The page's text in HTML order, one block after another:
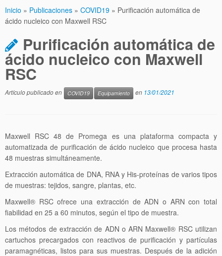
CONÓCENOS
PUBLICACIONES
CONTACTO
Inicio » Publicaciones » COVID19 » Purificación automática de
ácido nucleico con Maxwell RSC
Purificación automática de
ácido nucleico con Maxwell
RSC
Artículo publicado en COVID19 Equipamiento en 13/01/2021
Maxwell RSC 48 de Promega es una plataforma compacta y
automatizada de purificación de ácido nucleico que procesa hasta
48 muestras simultáneamente.
Extracción automática de DNA, RNA y His-proteínas de varios tipos
de muestras: tejidos, sangre, plantas, etc.
Maxwell® RSC ofrece una extracción de ADN o ARN con total
fiabilidad en 25 a 60 minutos, según el tipo de muestra.
Los métodos de extracción de ADN o ARN Maxwell® RSC utilizan
cartuchos precargados con reactivos de purificación y partículas
paramagnéticas, listos para sus muestras. Después de la adición